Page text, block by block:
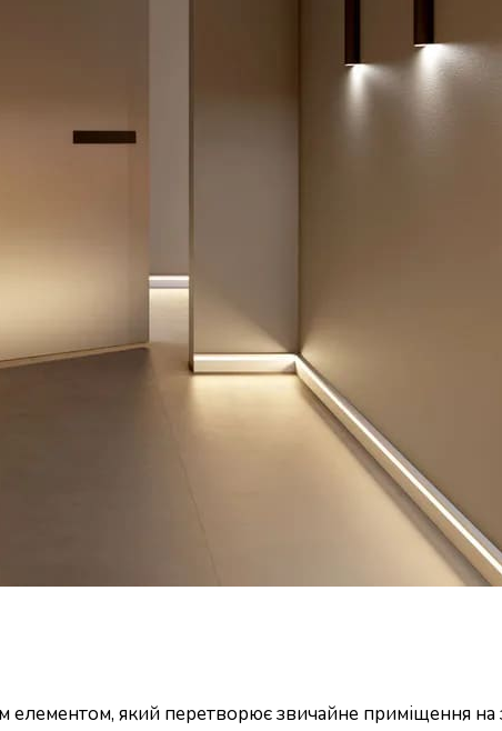
елементом, який перетворює звичайне приміщення на